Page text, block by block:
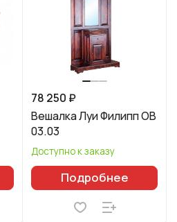
78 250 ₽
Вешалка Луи Филипп ОВ
03.03
Доступно к заказу
Подробнее